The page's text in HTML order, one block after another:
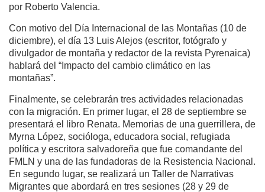
por Roberto Valencia.
Con motivo del Día Internacional de las Montañas (10 de
diciembre), el día 13 Luis Alejos (escritor, fotógrafo y
divulgador de montaña y redactor de la revista Pyrenaica)
hablará del “Impacto del cambio climático en las
montañas”.
Finalmente, se celebrarán tres actividades relacionadas
con la migración. En primer lugar, el 28 de septiembre se
presentará el libro Renata. Memorias de una guerrillera, de
Myrna López, socióloga, educadora social, refugiada
política y escritora salvadoreña que fue comandante del
FMLN y una de las fundadoras de la Resistencia Nacional.
En segundo lugar, se realizará un Taller de Narrativas
Migrantes que abordará en tres sesiones (28 y 29 de